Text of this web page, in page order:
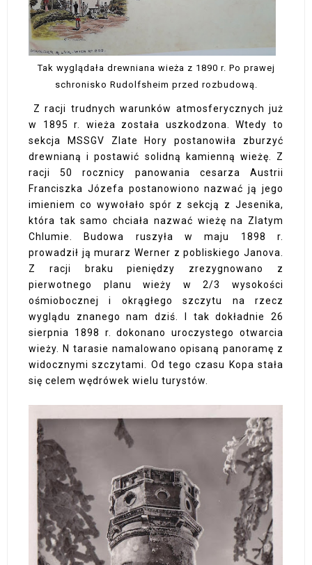
Tak wyglądała drewniana wieża z 1890 r. Po prawej
schronisko Rudolfsheim przed rozbudową.
Z racji trudnych warunków atmosferycznych już
w 1895 r. wieża została uszkodzona. Wtedy to
sekcja MSSGV Zlate Hory postanowiła zburzyć
drewnianą i postawić solidną kamienną wieżę. Z
racji 50 rocznicy panowania cesarza Austrii
Franciszka Józefa postanowiono nazwać ją jego
imieniem co wywołało spór z sekcją z Jesenika,
która tak samo chciała nazwać wieżę na Zlatym
Chlumie. Budowa ruszyła w maju 1898 r.
prowadził ją murarz Werner z pobliskiego Janova.
Z racji braku pieniędzy zrezygnowano z
pierwotnego planu wieży w 2/3 wysokości
ośmiobocznej i okrągłego szczytu na rzecz
wyglądu znanego nam dziś. I tak dokładnie 26
sierpnia 1898 r. dokonano uroczystego otwarcia
wieży. N tarasie namalowano opisaną panoramę z
widocznymi szczytami. Od tego czasu Kopa stała
się celem wędrówek wielu turystów.